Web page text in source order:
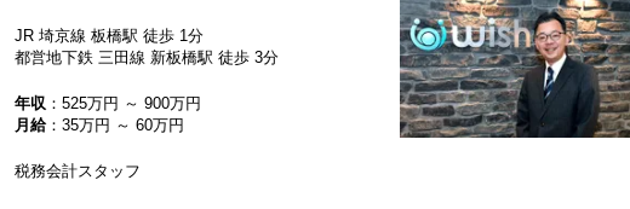
JR 埼京線 板橋駅 徒歩 1分
都営地下鉄 三田線 新板橋駅 徒歩 3分
年収 ：525万円 ～ 900万円
月給：35万円 ～ 60万円
税務会計スタッフ